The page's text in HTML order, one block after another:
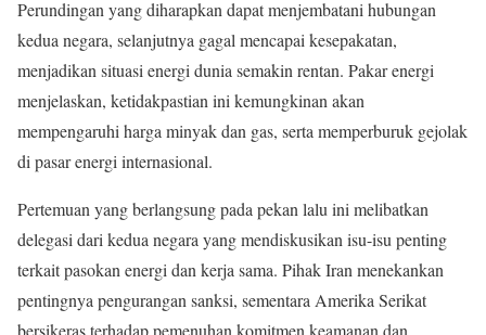
Perundingan yang diharapkan dapat menjembatani hubungan
kedua negara, selanjutnya gagal mencapai kesepakatan,
menjadikan situasi energi dunia semakin rentan. Pakar energi
menjelaskan, ketidakpastian ini kemungkinan akan
mempengaruhi harga minyak dan gas, serta memperburuk gejolak
di pasar energi internasional.
Pertemuan yang berlangsung pada pekan lalu ini melibatkan
delegasi dari kedua negara yang mendiskusikan isu-isu penting
terkait pasokan energi dan kerja sama. Pihak Iran menekankan
pentingnya pengurangan sanksi, sementara Amerika Serikat
bersikeras terhadap pemenuhan komitmen keamanan dan